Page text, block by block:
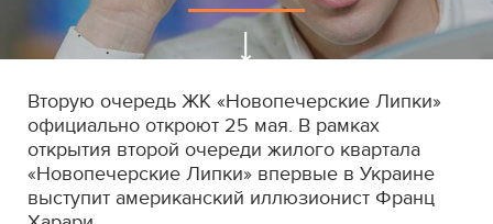
Вторую очередь ЖК «Новопечерские Липки»
официально откроют 25 мая. В рамках
открытия второй очереди жилого квартала
«Новопечерские Липки» впервые в Украине
выступит американский иллюзионист Франц